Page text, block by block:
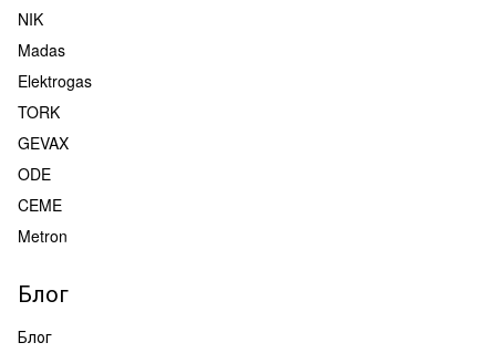
NIK
Madas
Elektrogas
TORK
GEVAX
ODE
CEME
Metron
Блог
Блог